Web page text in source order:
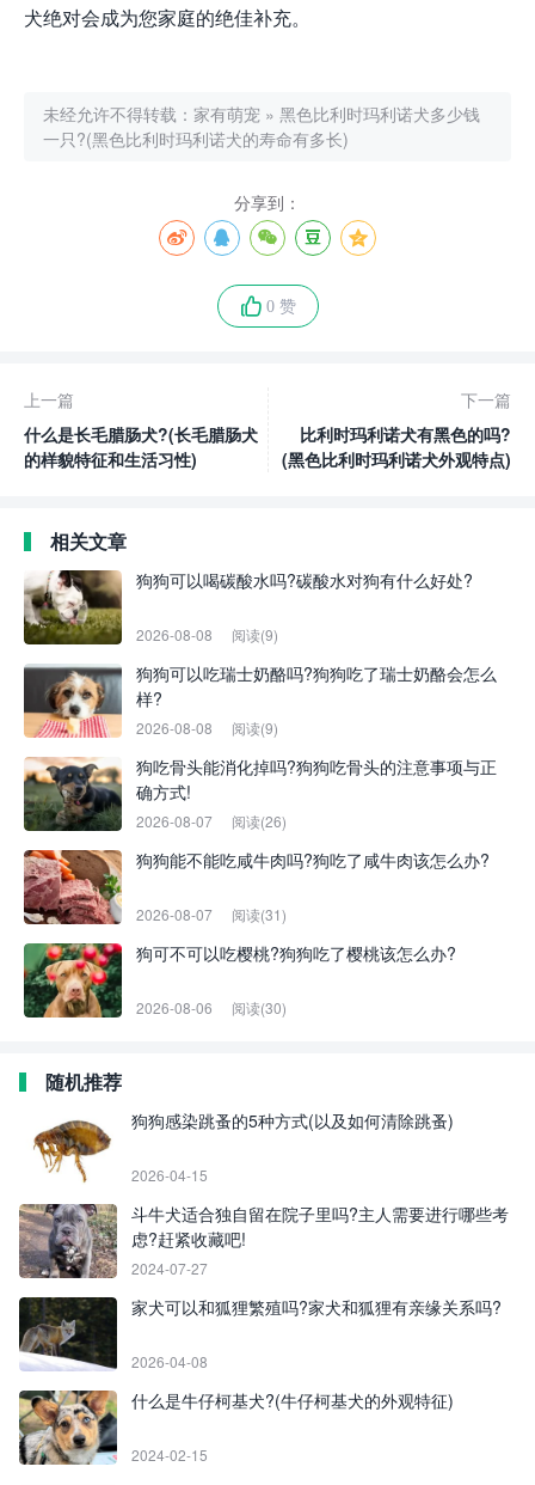
犬绝对会成为您家庭的绝佳补充。
未经允许不得转载： 家有萌宠 » 黑色比利时玛利诺犬多少钱
一只?(黑色比利时玛利诺犬的寿命有多长)
分享到：
0 赞
上一篇
什么是长毛腊肠犬?(长毛腊肠犬
的样貌特征和生活习性)
下一篇
比利时玛利诺犬有黑色的吗?
(黑色比利时玛利诺犬外观特点)
相关文章
狗狗可以喝碳酸水吗?碳酸水对狗有什么好处?
2026-08-08 阅读(9)
狗狗可以吃瑞士奶酪吗?狗狗吃了瑞士奶酪会怎么
样?
2026-08-08 阅读(9)
狗吃骨头能消化掉吗?狗狗吃骨头的注意事项与正
确方式!
2026-08-07 阅读(26)
狗狗能不能吃咸牛肉吗?狗吃了咸牛肉该怎么办?
2026-08-07 阅读(31)
狗可不可以吃樱桃?狗狗吃了樱桃该怎么办?
2026-08-06 阅读(30)
随机推荐
狗狗感染跳蚤的5种方式(以及如何清除跳蚤)
2026-04-15
斗牛犬适合独自留在院子里吗?主人需要进行哪些考
虑?赶紧收藏吧!
2024-07-27
家犬可以和狐狸繁殖吗?家犬和狐狸有亲缘关系吗?
2026-04-08
什么是牛仔柯基犬?(牛仔柯基犬的外观特征)
2024-02-15